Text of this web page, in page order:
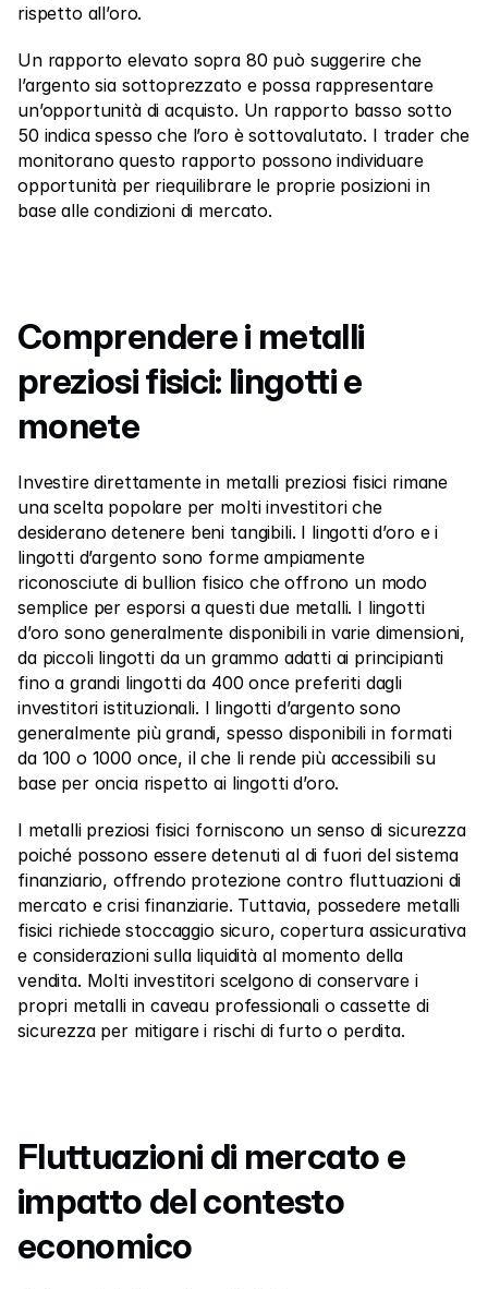
rispetto all’oro.
Un rapporto elevato sopra 80 può suggerire che
l’argento sia sottoprezzato e possa rappresentare
un’opportunità di acquisto. Un rapporto basso sotto
50 indica spesso che l’oro è sottovalutato. I trader che
monitorano questo rapporto possono individuare
opportunità per riequilibrare le proprie posizioni in
base alle condizioni di mercato.
Comprendere i metalli
preziosi fisici: lingotti e
monete
Investire direttamente in metalli preziosi fisici rimane
una scelta popolare per molti investitori che
desiderano detenere beni tangibili. I lingotti d’oro e i
lingotti d’argento sono forme ampiamente
riconosciute di bullion fisico che offrono un modo
semplice per esporsi a questi due metalli. I lingotti
d’oro sono generalmente disponibili in varie dimensioni,
da piccoli lingotti da un grammo adatti ai principianti
fino a grandi lingotti da 400 once preferiti dagli
investitori istituzionali. I lingotti d’argento sono
generalmente più grandi, spesso disponibili in formati
da 100 o 1000 once, il che li rende più accessibili su
base per oncia rispetto ai lingotti d’oro.
I metalli preziosi fisici forniscono un senso di sicurezza
poiché possono essere detenuti al di fuori del sistema
finanziario, offrendo protezione contro fluttuazioni di
mercato e crisi finanziarie. Tuttavia, possedere metalli
fisici richiede stoccaggio sicuro, copertura assicurativa
e considerazioni sulla liquidità al momento della
vendita. Molti investitori scelgono di conservare i
propri metalli in caveau professionali o cassette di
sicurezza per mitigare i rischi di furto o perdita.
Fluttuazioni di mercato e
impatto del contesto
economico